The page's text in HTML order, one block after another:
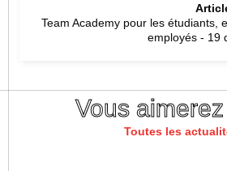
Team Academy pour les étudiants,
employés - 19
Vous
Toutes les